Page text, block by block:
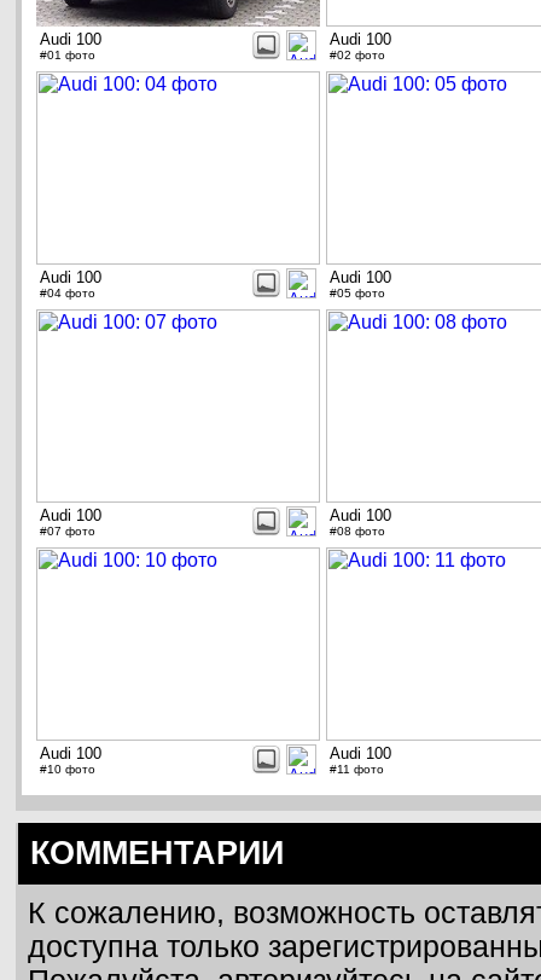
Audi 100
#01 фото
Audi 100
#02 фото
Audi 100
#04 фото
Audi 100
#05 фото
Audi 100
#07 фото
Audi 100
#08 фото
Audi 100
#10 фото
Audi 100
#11 фото
КОММЕНТАРИИ
К сожалению, возможность
доступна только